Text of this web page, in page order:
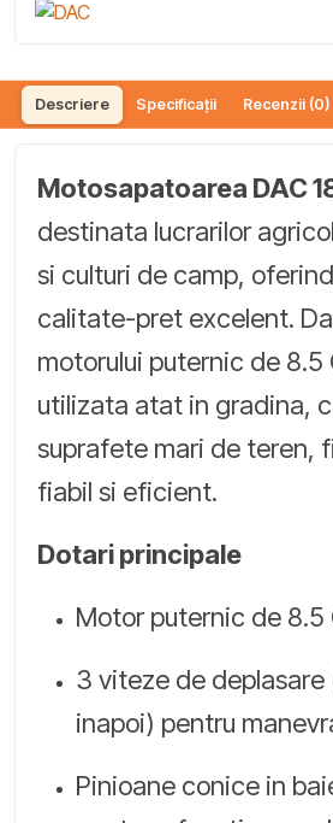
Descriere Specificații Recenzii (0)
Motosapatoarea DAC
destinata lucrarilor
si culturi de camp,
calitate-pret excelent.
motorului puternic de 8.5
utilizata atat in gradina,
suprafete mari de teren,
fiabil si eficient.
Dotari principale
Motor puternic de 8.5
3 viteze de deplasare
inapoi) pentru
Pinioane conice in